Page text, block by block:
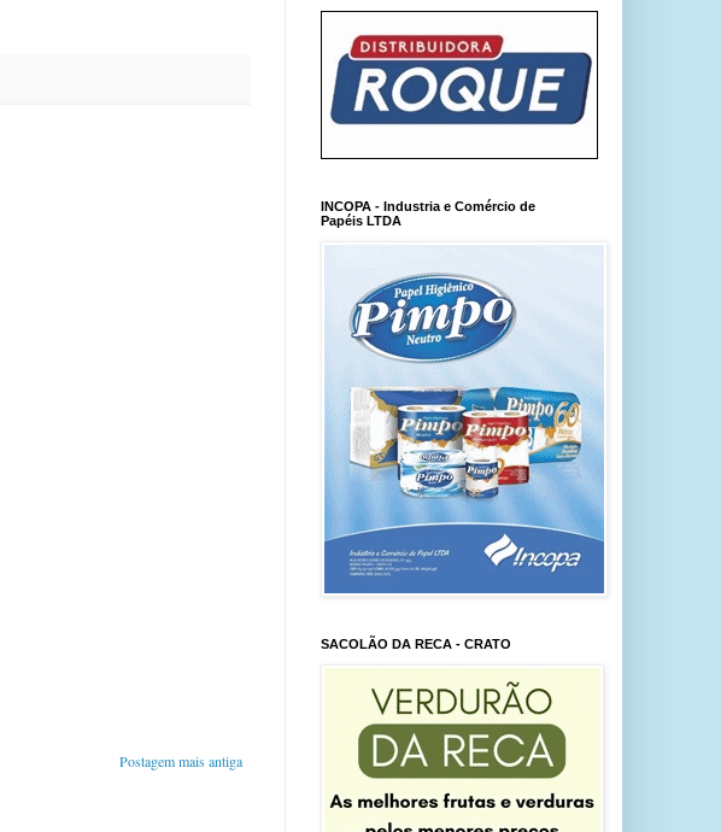
Postagem mais antiga
INCOPA - Industria e Comércio de
Papéis LTDA
SACOLÃO DA RECA - CRATO